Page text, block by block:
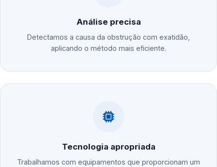
Análise precisa
Detectamos a causa da obstrução com exatidão,
aplicando o método mais eficiente.
Tecnologia apropriada
Trabalhamos com equipamentos que proporcionam um